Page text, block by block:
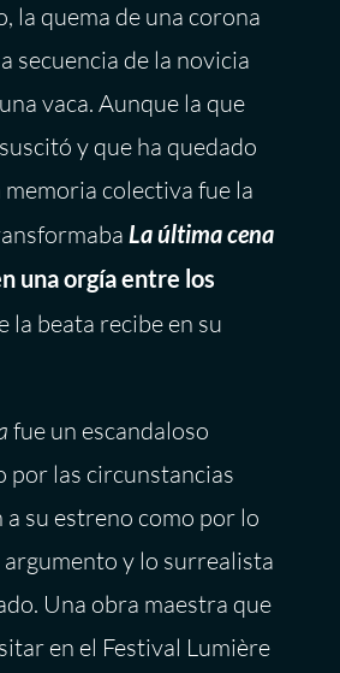
la quema de una corona
secuencia de la novicia
vaca. Aunque la que
y que ha quedado
memoria colectiva fue la
La última cena
una orgía entre los
la beata recibe en su
fue un escandaloso
por las circunstancias
su estreno como por lo
y lo surrealista
Una obra maestra que
en el Festival Lumière